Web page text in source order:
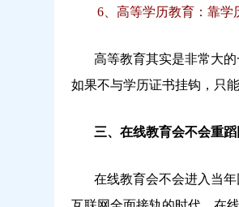
6、高等学历教育：靠学
高等教育其实是非常大的
如果不与学历证书挂钩，只
三、在线教育会不会重蹈
在线教育会不会进入当年